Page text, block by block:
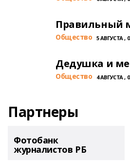
Правильный
Общество 5 АВГУСТА ,
Дедушка и
Общество 4 АВГУСТА ,
Партнеры
Фотобанк
журналистов РБ